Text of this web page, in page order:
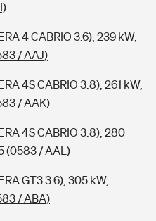
4 CABRIO 3.6), 239 kW,
/ AAJ)
4S CABRIO 3.8), 261 kW,
/ AAK)
4S CABRIO 3.8), 280
(0583 / AAL)
GT3 3.6), 305 kW,
/ ABA)